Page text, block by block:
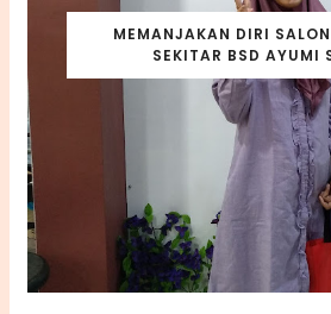
MEMANJAKAN DIRI
SEKITAR BSD AYUMI